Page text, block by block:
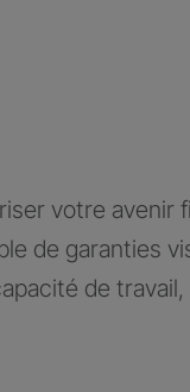
votre avenir
de garanties
de travail,